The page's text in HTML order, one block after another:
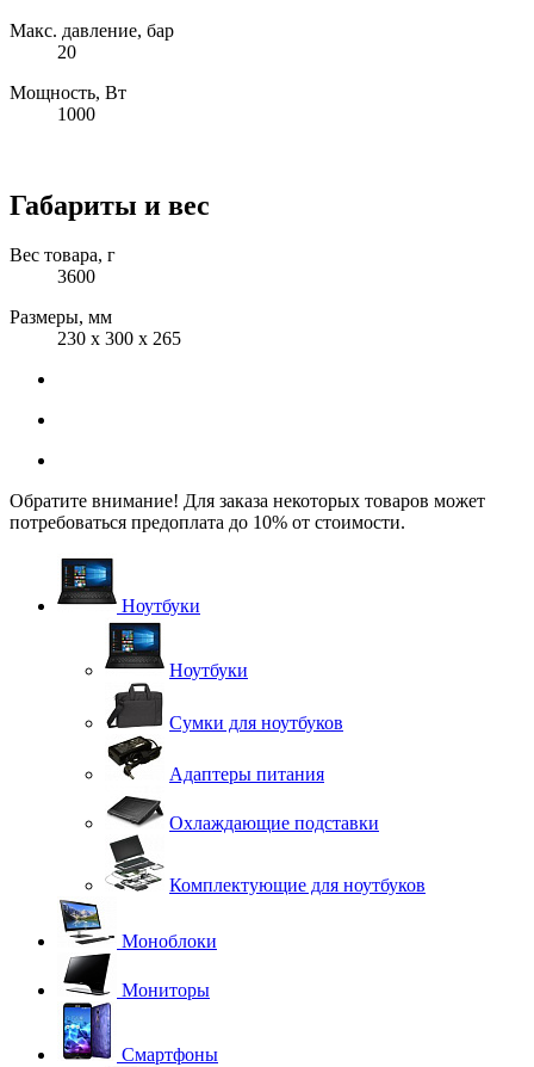
Макс. давление, бар
20
Мощность, Вт
1000
Габариты и вес
Вес товара, г
3600
Размеры, мм
230 х 300 х 265
Обратите внимание! Для заказа некоторых товаров может
потребоваться предоплата до 10% от стоимости.
Ноутбуки
Ноутбуки
Сумки для ноутбуков
Адаптеры питания
Охлаждающие подставки
Комплектующие для ноутбуков
Моноблоки
Мониторы
Смартфоны